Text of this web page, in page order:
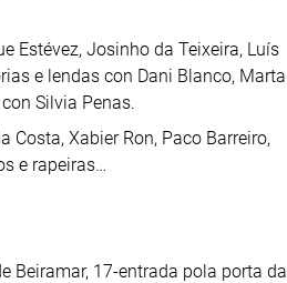
Estévez, Josinho da Teixeira, Luís
e lendas con Dani Blanco, Marta
Silvia Penas.
Costa, Xabier Ron, Paco Barreiro,
e rapeiras…
Beiramar, 17-entrada pola porta da